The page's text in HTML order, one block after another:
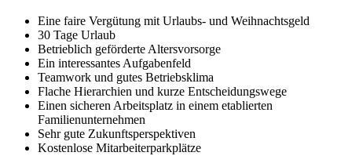
Eine faire Vergütung mit Urlaubs- und Weihnachtsgeld
30 Tage Urlaub
Betrieblich geförderte Altersvorsorge
Ein interessantes Aufgabenfeld
Teamwork und gutes Betriebsklima
Flache Hierarchien und kurze Entscheidungswege
Einen sicheren Arbeitsplatz in einem etablierten
Familienunternehmen
Sehr gute Zukunftsperspektiven
Kostenlose Mitarbeiterparkplätze